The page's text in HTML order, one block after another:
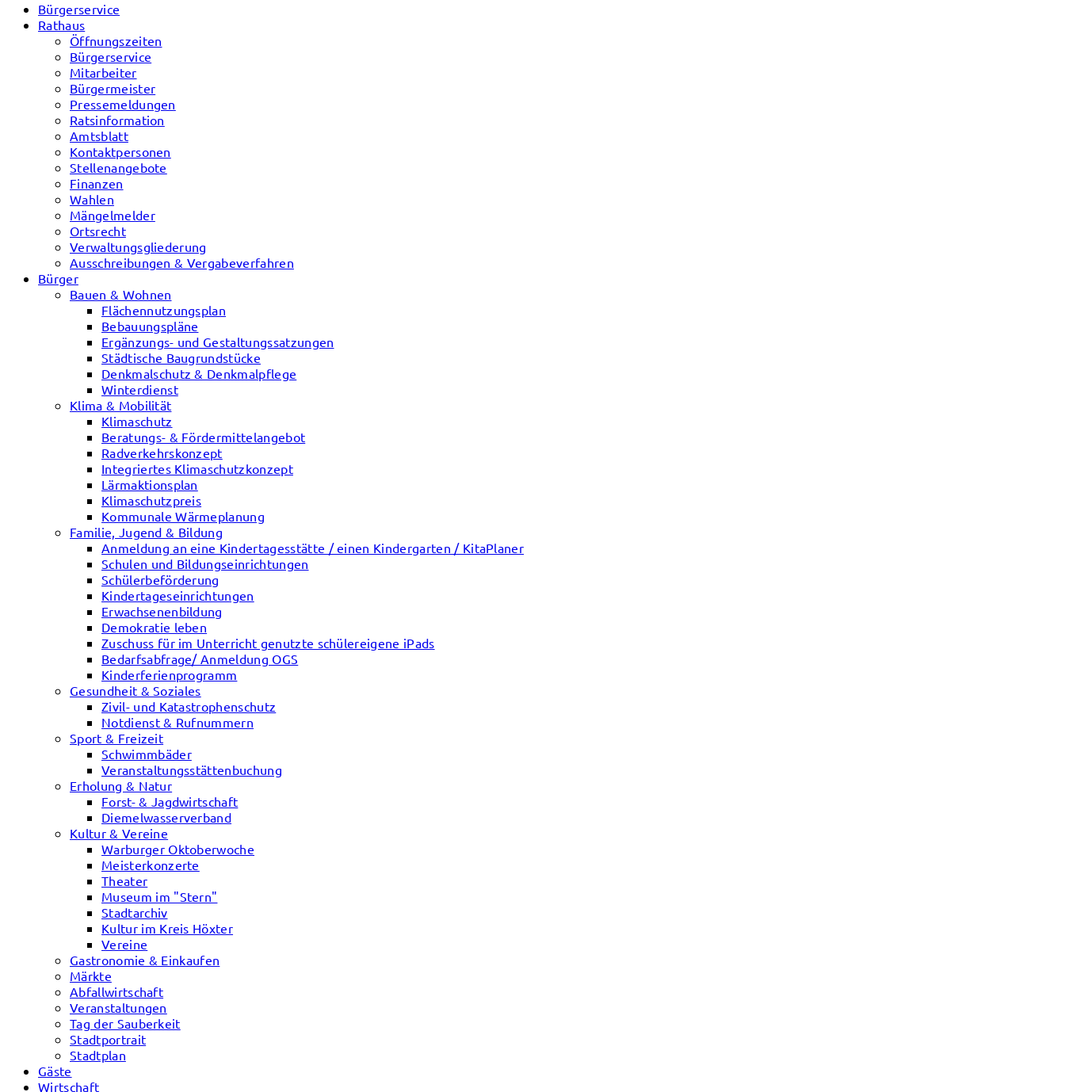
Bürgerservice
Rathaus
Öffnungszeiten
Bürgerservice
Mitarbeiter
Bürgermeister
Pressemeldungen
Ratsinformation
Amtsblatt
Kontaktpersonen
Stellenangebote
Finanzen
Wahlen
Mängelmelder
Ortsrecht
Verwaltungsgliederung
Ausschreibungen & Vergabeverfahren
Bürger
Bauen & Wohnen
Flächennutzungsplan
Bebauungspläne
Ergänzungs- und Gestaltungssatzungen
Städtische Baugrundstücke
Denkmalschutz & Denkmalpflege
Winterdienst
Klima & Mobilität
Klimaschutz
Beratungs- & Fördermittelangebot
Radverkehrskonzept
Integriertes Klimaschutzkonzept
Lärmaktionsplan
Klimaschutzpreis
Kommunale Wärmeplanung
Familie, Jugend & Bildung
Anmeldung an eine Kindertagesstätte / einen Kindergarten / KitaPlaner
Schulen und Bildungseinrichtungen
Schülerbeförderung
Kindertageseinrichtungen
Erwachsenenbildung
Demokratie leben
Zuschuss für im Unterricht genutzte schülereigene iPads
Bedarfsabfrage/ Anmeldung OGS
Kinderferienprogramm
Gesundheit & Soziales
Zivil- und Katastrophenschutz
Notdienst & Rufnummern
Sport & Freizeit
Schwimmbäder
Veranstaltungsstättenbuchung
Erholung & Natur
Forst- & Jagdwirtschaft
Diemelwasserverband
Kultur & Vereine
Warburger Oktoberwoche
Meisterkonzerte
Theater
Museum im "Stern"
Stadtarchiv
Kultur im Kreis Höxter
Vereine
Gastronomie & Einkaufen
Märkte
Abfallwirtschaft
Veranstaltungen
Tag der Sauberkeit
Stadtportrait
Stadtplan
Gäste
Wirtschaft